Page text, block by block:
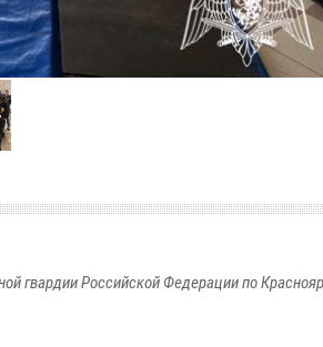
гвардии Российской Федерации по